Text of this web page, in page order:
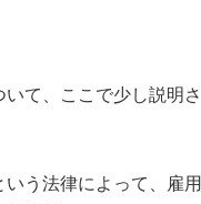
いて、ここで少し説明
いう法律によって、雇